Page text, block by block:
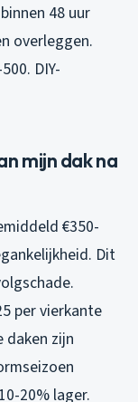
48 uur
overleggen.
DIY-
mijn dak na
€350-
Dit
per vierkante
daken zijn
20% lager.